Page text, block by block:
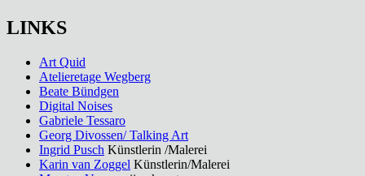
LINKS
Art Quid
Atelieretage Wegberg
Beate Bündgen
Digital Noises
Gabriele Tessaro
Georg Divossen/ Talking Art
Ingrid Pusch Künstlerin /Malerei
Karin van Zoggel Künstlerin/Malerei